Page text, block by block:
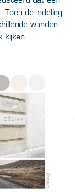
Toen de indeling
wanden
kijken.